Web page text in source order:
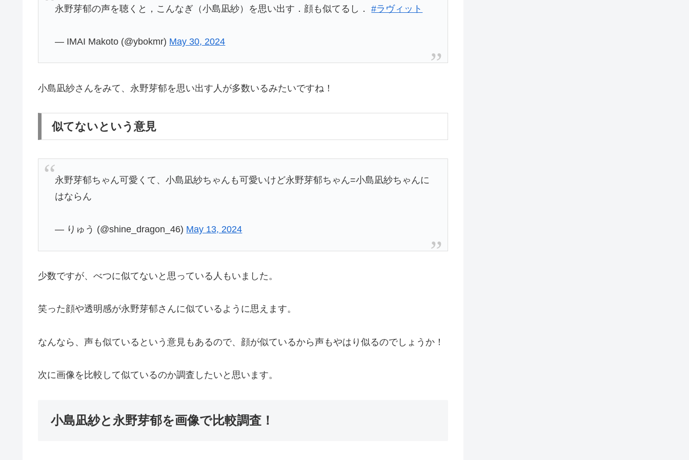
永野芽郁の声を聴くと，こんなぎ（小島凪紗）を思い出す．顔も似てるし．#ラヴィット
— IMAI Makoto (@ybokmr) May 30, 2024
小島凪紗さんをみて、永野芽郁を思い出す人が多数いるみたいですね！
似てないという意見
永野芽郁ちゃん可愛くて、小島凪紗ちゃんも可愛いけど永野芽郁ちゃん=小島凪紗ちゃんに
はならん
— りゅう (@shine_dragon_46) May 13, 2024
少数ですが、べつに似てないと思っている人もいました。
笑った顔や透明感が永野芽郁さんに似ているように思えます。
なんなら、声も似ているという意見もあるので、顔が似ているから声もやはり似るのでしょうか！
次に画像を比較して似ているのか調査したいと思います。
小島凪紗と永野芽郁を画像で比較調査！